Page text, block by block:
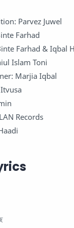
Parvez Juwel
Farhad
Farhad & Iqbal
Islam Toni
Marjia Iqbal
Records